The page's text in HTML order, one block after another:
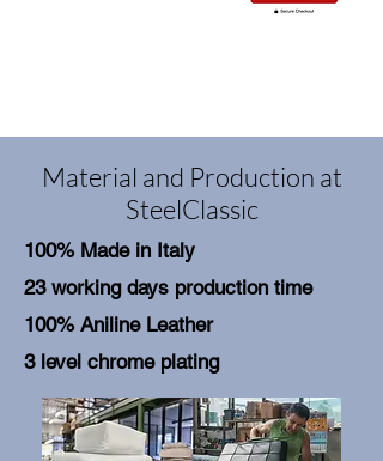
Material and Production at
SteelClassic
100% Made in Italy
23 working days production time
100% Aniline Leather
3 level chrome plating